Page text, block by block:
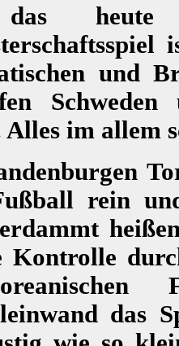
das
und
im allem
rein
Kontrolle
das